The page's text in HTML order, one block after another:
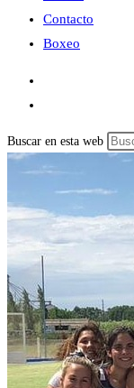
Contacto
Boxeo
Buscar en esta web